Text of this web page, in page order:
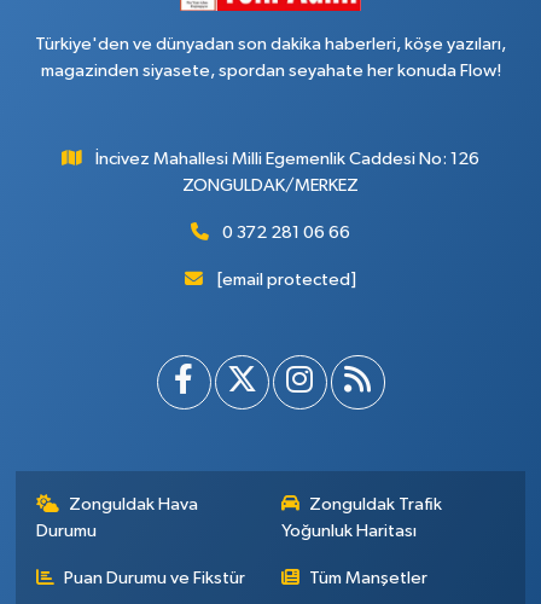
Türkiye'den ve dünyadan son dakika haberleri, köşe yazıları,
magazinden siyasete, spordan seyahate her konuda Flow!
İncivez Mahallesi Milli Egemenlik Caddesi No: 126
ZONGULDAK/MERKEZ
0 372 281 06 66
[email protected]
Zonguldak Hava
Durumu
Zonguldak Trafik
Yoğunluk Haritası
Puan Durumu ve Fikstür Tüm Manşetler